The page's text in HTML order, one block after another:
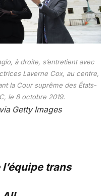
à droite, s’entretient avec
Laverne Cox, au centre,
la Cour suprême des États-
le 8 octobre 2019.
Getty Images
trans